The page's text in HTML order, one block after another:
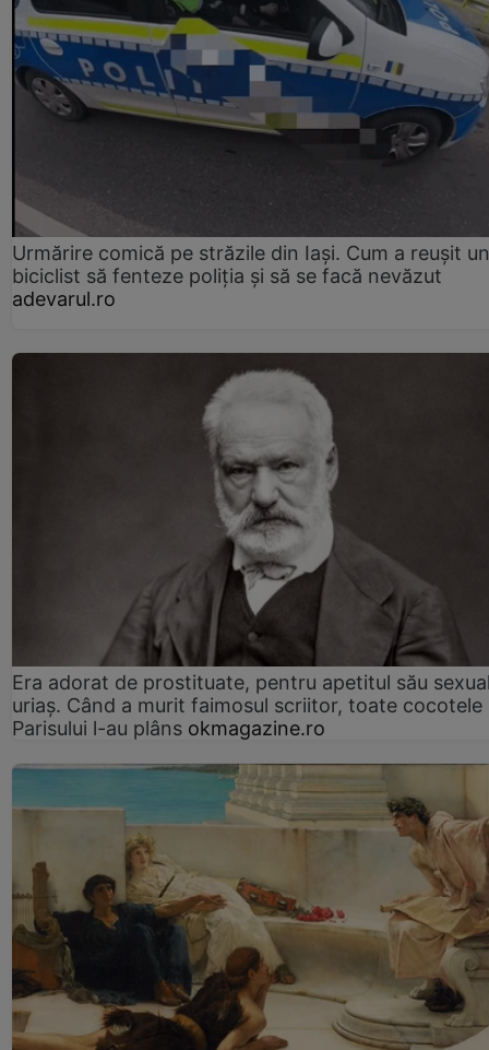
Urmărire comică pe străzile din Iași. Cum a reușit un
biciclist să fenteze poliția și să se facă nevăzut
adevarul.ro
Era adorat de prostituate, pentru apetitul său
uriaș. Când a murit faimosul scriitor, toate cocotele
Parisului l-au plâns okmagazine.ro